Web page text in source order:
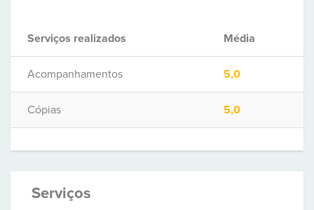
Serviços realizados Média
Acompanhamentos 5,0
Cópias 5,0
Serviços